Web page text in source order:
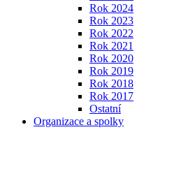
Rok 2024
Rok 2023
Rok 2022
Rok 2021
Rok 2020
Rok 2019
Rok 2018
Rok 2017
Ostatní
Organizace a spolky